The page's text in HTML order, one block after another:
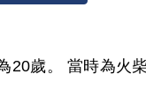
歲。 當時為火